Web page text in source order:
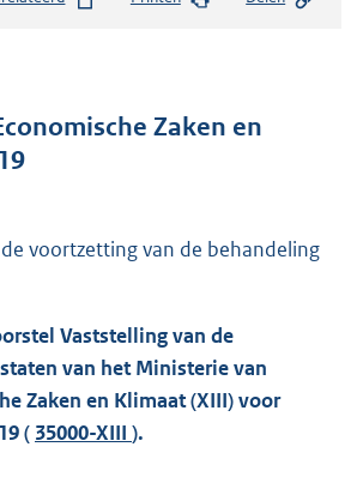
s
s
t
:
4
8
Zaken en
voortzetting van de behandeling
Vaststelling van de
van het Ministerie van
Zaken en Klimaat (XIII) voor
( 35000-XIII ).